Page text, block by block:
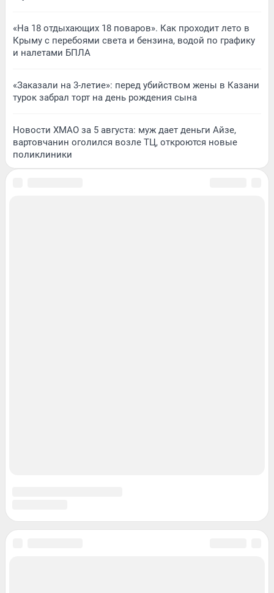
«На 18 отдыхающих 18 поваров». Как проходит лето в
Крыму с перебоями света и бензина, водой по графику
и налетами БПЛА
«Заказали на 3-летие»: перед убийством жены в Казани
турок забрал торт на день рождения сына
Новости ХМАО за 5 августа: муж дает деньги Айзе,
вартовчанин оголился возле ТЦ, откроются новые
поликлиники